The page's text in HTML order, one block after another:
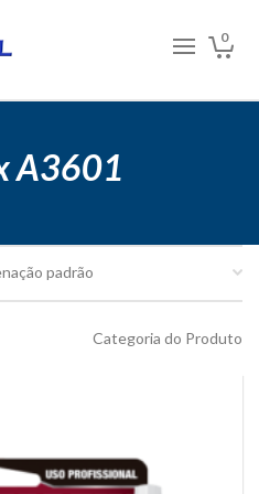
0
A3601
Categoria do Produto